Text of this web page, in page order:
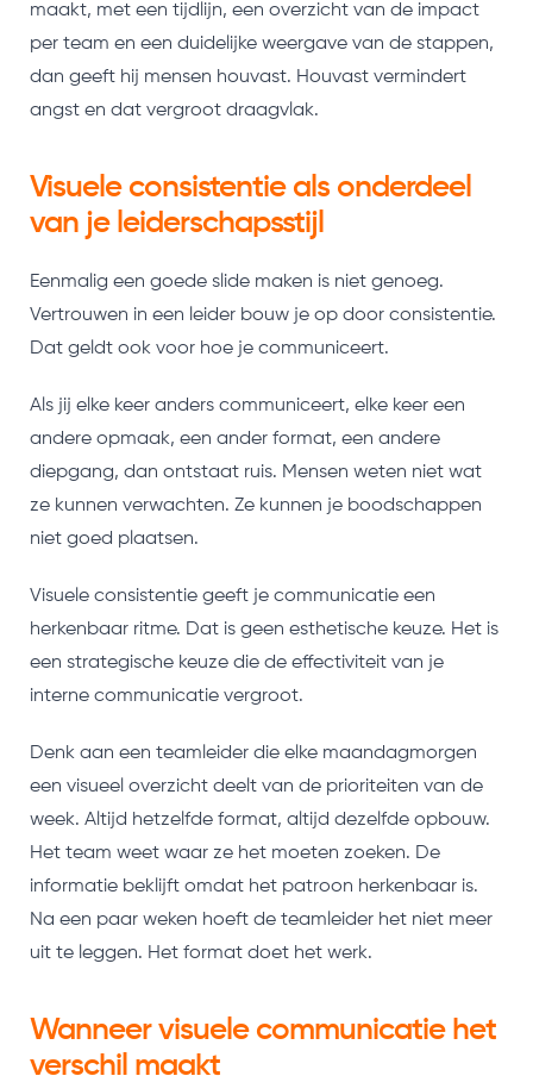
maakt, met een tijdlijn, een overzicht van de impact
per team en een duidelijke weergave van de stappen,
dan geeft hij mensen houvast. Houvast vermindert
angst en dat vergroot draagvlak.
Visuele consistentie als onderdeel
van je leiderschapsstijl
Eenmalig een goede slide maken is niet genoeg.
Vertrouwen in een leider bouw je op door consistentie.
Dat geldt ook voor hoe je communiceert.
Als jij elke keer anders communiceert, elke keer een
andere opmaak, een ander format, een andere
diepgang, dan ontstaat ruis. Mensen weten niet wat
ze kunnen verwachten. Ze kunnen je boodschappen
niet goed plaatsen.
Visuele consistentie geeft je communicatie een
herkenbaar ritme. Dat is geen esthetische keuze. Het is
een strategische keuze die de effectiviteit van je
interne communicatie vergroot.
Denk aan een teamleider die elke maandagmorgen
een visueel overzicht deelt van de prioriteiten van de
week. Altijd hetzelfde format, altijd dezelfde opbouw.
Het team weet waar ze het moeten zoeken. De
informatie beklijft omdat het patroon herkenbaar is.
Na een paar weken hoeft de teamleider het niet meer
uit te leggen. Het format doet het werk.
Wanneer visuele communicatie het
verschil maakt